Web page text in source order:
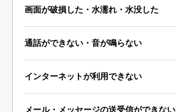
画面が破損した・水濡れ・水没した
通話ができない・音が鳴らない
インターネットが利用できない
メール・メッセージの送受信ができない